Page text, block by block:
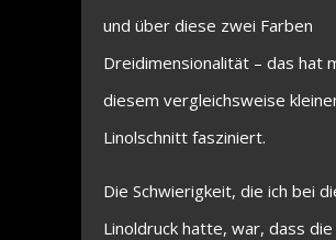
und über diese zwei Farben
Dreidimensionalität – das hat
diesem vergleichsweise
Linolschnitt fasziniert.
Die Schwierigkeit, die ich bei
Linoldruck hatte, war, dass die